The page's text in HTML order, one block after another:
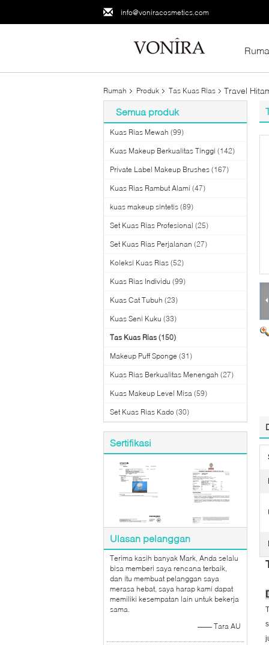
info@voniracosmetics.com
Rumah Produk Tas Kuas Rias Travel
Semua produk
Kuas Rias Mewah (99)
Kuas Makeup Berkualitas Tinggi (142)
Private Label Makeup Brushes (167)
Kuas Rias Rambut Alami (47)
kuas makeup sintetis (89)
Set Kuas Rias Profesional (25)
Set Kuas Rias Perjalanan (27)
Koleksi Kuas Rias (52)
Kuas Rias Individu (99)
Kuas Cat Tubuh (23)
Kuas Seni Kuku (33)
Tas Kuas Rias (150)
Makeup Puff Sponge (31)
Kuas Rias Berkualitas Menengah (27)
Kuas Makeup Level Misa (59)
Set Kuas Rias Kado (30)
Sertifikasi
Ulasan pelanggan
Terima kasih banyak Mark, Anda selalu
bisa memberi saya rencana terbaik,
dan itu membuat pelanggan saya
merasa hebat, saya harap kami dapat
memiliki kesempatan lain untuk bekerja
sama.
—— Tara AU